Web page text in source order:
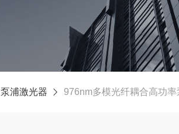
泵浦激光器 976nm多模光纤耦合高功